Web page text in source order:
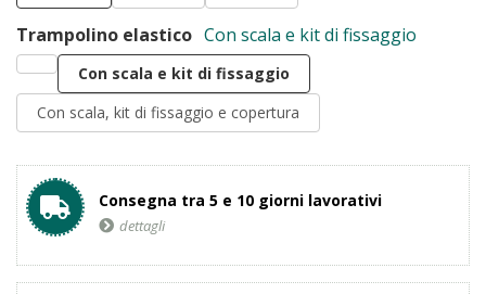
Trampolino elastico Con scala e kit di fissaggio
Con scala e kit di fissaggio
Con scala, kit di fissaggio e copertura
Consegna tra 5 e 10 giorni lavorativi
dettagli